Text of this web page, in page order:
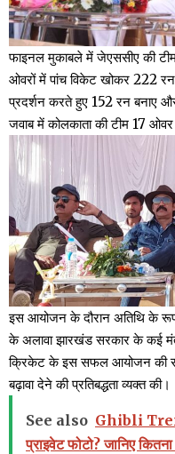
फाइनल मुकाबले में जेएससीए की
ओवरों में पांच विकेट खोकर 222
प्रदर्शन करते हुए 152 रन बनाए
जवाब में कोलकाता की टीम 17
इस आयोजन के दौरान अतिथि के
के अलावा झारखंड सरकार के कई
क्रिकेट के इस सफल आयोजन की
बढ़ावा देने की प्रतिबद्धता व्यक्त की।
See also Ghibli
प्राइवेट फोटो? जानिए